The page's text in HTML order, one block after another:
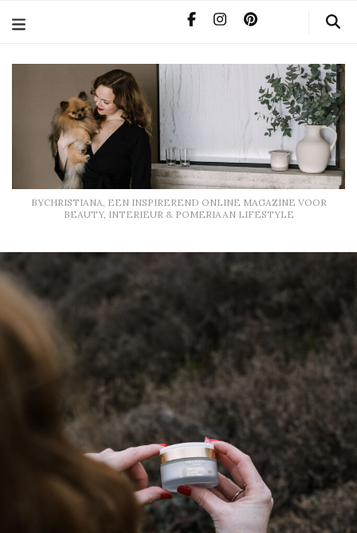
BYCHRISTIANA, EEN INSPIREREND ONLINE MAGAZINE VOOR
BEAUTY, INTERIEUR & POMERIAAN LIFESTYLE